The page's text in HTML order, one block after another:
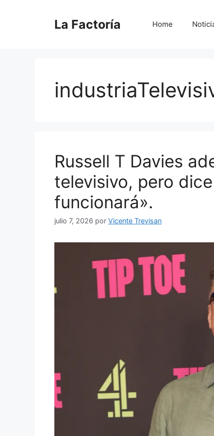
La Factoría Home
Russell T Davies
televisivo, pero
funcionará».
julio 7, 2026 por Vicente Trevisan